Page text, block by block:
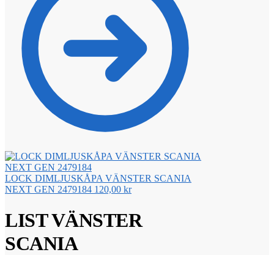
LOCK DIMLJUSKÅPA VÄNSTER SCANIA
NEXT GEN 2479184 120,00 kr
LIST VÄNSTER
SCANIA